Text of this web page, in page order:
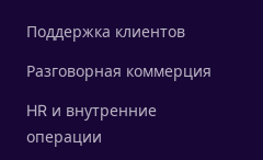
Поддержка клиентов
Разговорная коммерция
HR и внутренние
операции